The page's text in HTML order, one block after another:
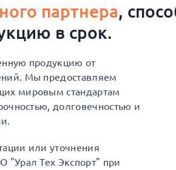
партнера,
в срок.
продукцию от
Мы предоставляем
мировым стандартам
долговечностью и
или уточнения
"Урал Тех Экспорт" при